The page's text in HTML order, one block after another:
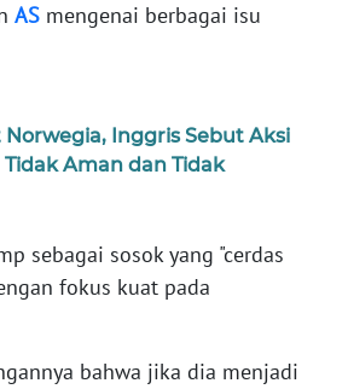
AS mengenai berbagai isu
Inggris Sebut Aksi
Tidak Aman dan Tidak
sebagai sosok yang "cerdas
fokus kuat pada
bahwa jika dia menjadi